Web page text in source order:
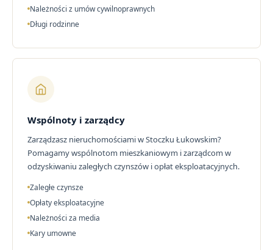
Należności z umów cywilnoprawnych
Długi rodzinne
Wspólnoty i zarządcy
Zarządzasz nieruchomościami w Stoczku Łukowskim?
Pomagamy wspólnotom mieszkaniowym i zarządcom w
odzyskiwaniu zaległych czynszów i opłat eksploatacyjnych.
Zaległe czynsze
Opłaty eksploatacyjne
Należności za media
Kary umowne